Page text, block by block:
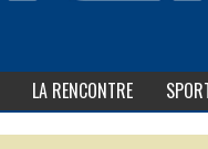
LA RENCONTRE